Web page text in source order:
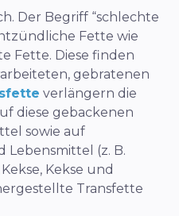
Der Begriff “schlechte
Fette wie
Fette. Diese finden
gebratenen
verlängern die
diese gebackenen
sowie auf
Lebensmittel (z. B.
Kekse und
Transfette